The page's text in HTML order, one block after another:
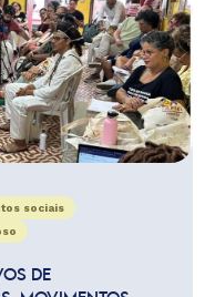
sociais
DE